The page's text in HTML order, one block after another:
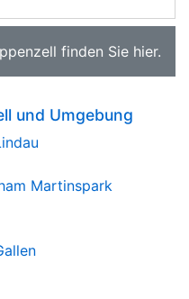
finden Sie hier.
und Umgebung
Martinspark